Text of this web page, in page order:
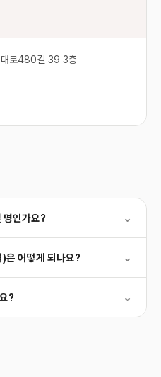
대로480길 39 3층
명인가요? ⌄
은 어떻게 되나요? ⌄
? ⌄